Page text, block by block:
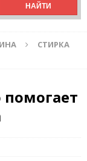
СТИРКА
помогает